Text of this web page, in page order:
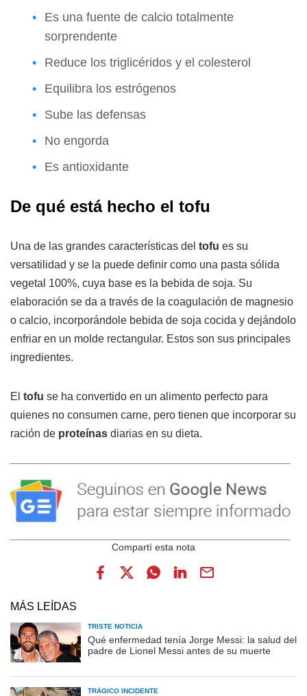
Es una fuente de calcio totalmente
sorprendente
Reduce los triglicéridos y el colesterol
Equilibra los estrógenos
Sube las defensas
No engorda
Es antioxidante
De qué está hecho el tofu
Una de las grandes características del tofu es su
versatilidad y se la puede definir como una pasta sólida
vegetal 100%, cuya base es la bebida de soja. Su
elaboración se da a través de la coagulación de magnesio
o calcio, incorporándole bebida de soja cocida y dejándolo
enfriar en un molde rectangular. Estos son sus principales
ingredientes.
El tofu se ha convertido en un alimento perfecto para
quienes no consumen carne, pero tienen que incorporar su
ración de proteínas diarias en su dieta.
MÁS LEÍDAS
TRISTE NOTICIA
Qué enfermedad tenía Jorge Messi: la salud del
padre de Lionel Messi antes de su muerte
TRÁGICO INCIDENTE